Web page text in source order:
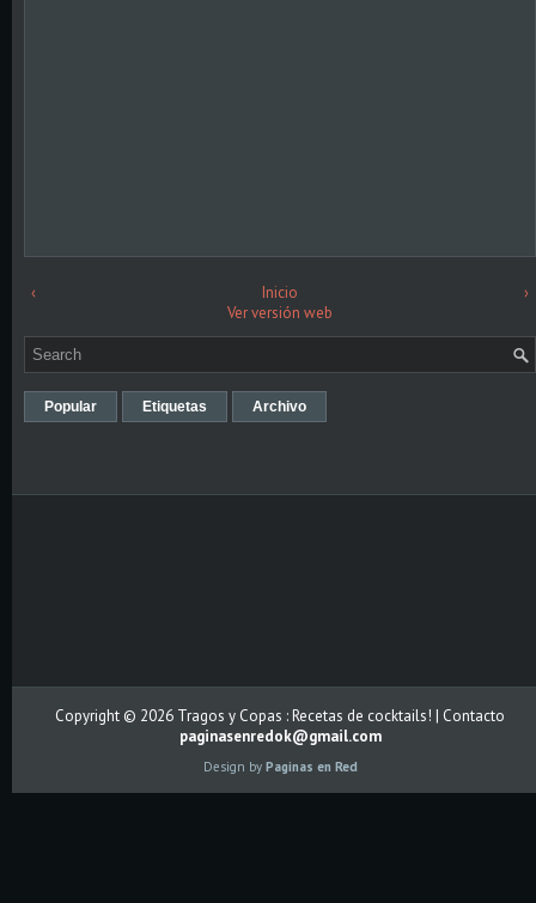
‹ ›
Inicio
Ver versión web
Popular Etiquetas Archivo
Copyright © 2026 Tragos y Copas : Recetas de cocktails! | Contacto
paginasenredok@gmail.com
Design by Paginas en Red